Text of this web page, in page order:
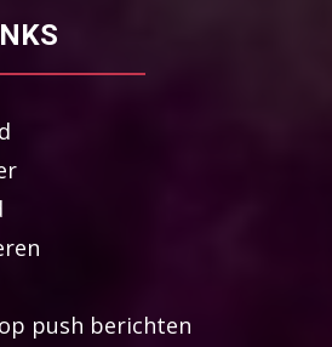
push berichten